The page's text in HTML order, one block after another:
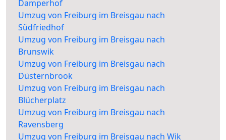
Damperhof
Umzug von Freiburg im Breisgau nach
Südfriedhof
Umzug von Freiburg im Breisgau nach
Brunswik
Umzug von Freiburg im Breisgau nach
Düsternbrook
Umzug von Freiburg im Breisgau nach
Blücherplatz
Umzug von Freiburg im Breisgau nach
Ravensberg
Umzug von Freiburg im Breisgau nach Wik